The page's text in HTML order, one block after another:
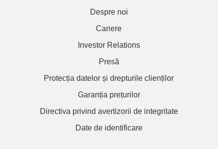
Despre noi
Cariere
Investor Relations
Presă
Protecția datelor și drepturile clienților
Garanția prețurilor
Directiva privind avertizorii de integritate
Date de identificare